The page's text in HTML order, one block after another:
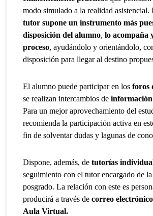
modo simulado a la realidad asistencial.
tutor supone un instrumento más
disposición del alumno,lo acompaña
proceso, ayudándolo y orientándolo,
disposición para llegar al destino
El alumno puede participar en losforos
se realizan intercambios de
Para un mejor aprovechamiento del
recomienda la participación activa en
fin de solventar dudas y lagunas de
Dispone, además, detutorías
seguimiento con el tutor encargado de
posgrado. La relación con este es
producirá a través decorreo electrónico
Aula Virtual.